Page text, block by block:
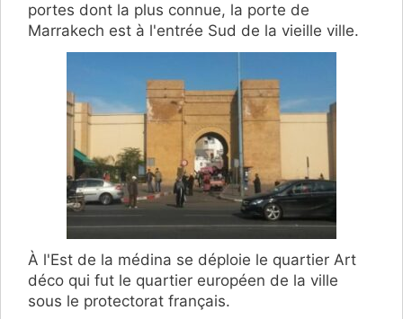
portes dont la plus connue, la porte de
Marrakech est à l'entrée Sud de la vieille ville.
À l'Est de la médina se déploie le quartier Art
déco qui fut le quartier européen de la ville
sous le protectorat français.